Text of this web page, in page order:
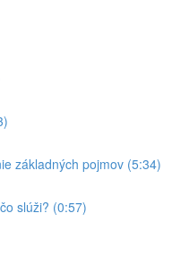
základných pojmov (5:34)
slúži? (0:57)